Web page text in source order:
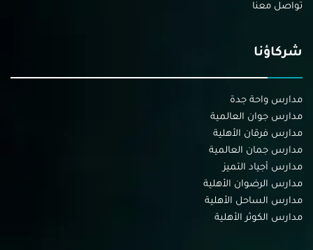
تواصل معنا
شركاؤنا
مدارس واحة جدة
مدارس جوان العالمية
مدارس فرقان الأهلية
مدارس جمان العالمية
مدارس أجياد التميز
مدارس الرضوان الأهلية
مدارس الساحل الأهلية
مدارس الكوثر الأهلية